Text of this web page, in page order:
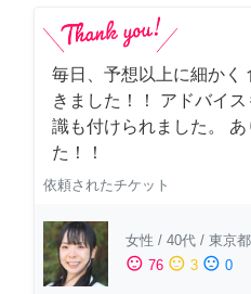
毎日、予想以上に細かく
きました！！ アドバイ
識も付けられました。
た！！
依頼されたチケット
女性 / 40代 / 東京都
sentiment_satisfied 76 sentiment_neutral 3 sentiment_dissatisfied 0